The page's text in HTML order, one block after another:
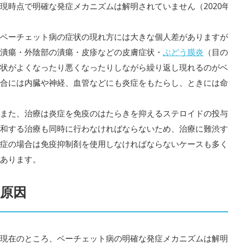
現時点で明確な発症メカニズムは解明されていません（2020
ベーチェット病の症状の現れ方には大きな個人差があります
潰瘍・外陰部の潰瘍・皮疹などの皮膚症状・ ぶどう膜炎 （目
状がよくなったり悪くなったりしながら繰り返し現れるのが
合には内臓や神経、血管などにも炎症をもたらし、ときには
また、治療は炎症を免疫のはたらきを抑えるステロイドの投
和する治療も同時に行わなければならないため、治療に難渋
症の場合は免疫抑制剤を使用しなければならないケースも多
あります。
原因
現在のところ、ベーチェット病の明確な発症メカニズムは解